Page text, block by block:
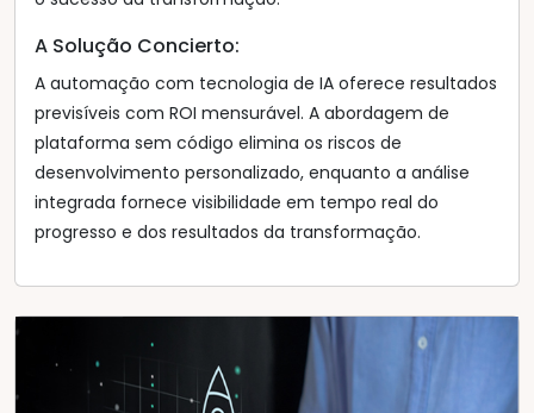
A Solução Concierto:
A automação com tecnologia de IA oferece resultados
previsíveis com ROI mensurável. A abordagem de
plataforma sem código elimina os riscos de
desenvolvimento personalizado, enquanto a análise
integrada fornece visibilidade em tempo real do
progresso e dos resultados da transformação.